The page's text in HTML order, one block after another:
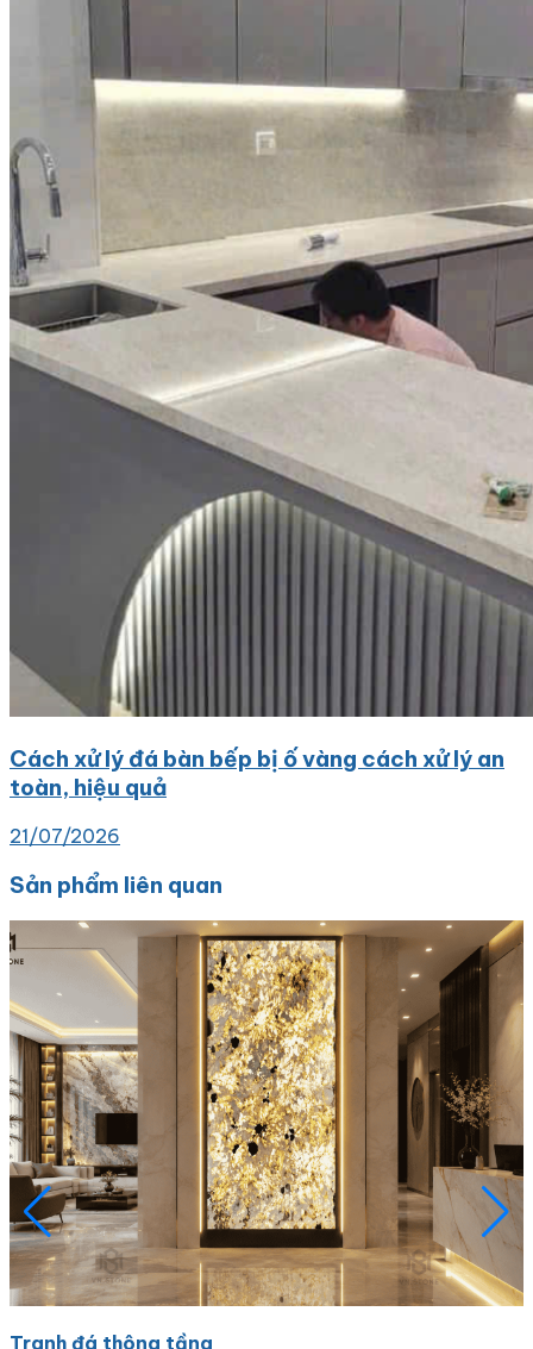
Cách xử lý đá bàn bếp bị ố vàng cách xử lý an
toàn, hiệu quả
21/07/2026
Sản phẩm liên quan
Tranh đá thông tầng